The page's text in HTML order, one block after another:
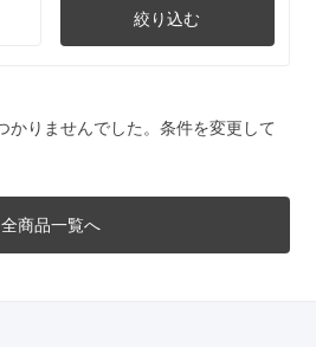
絞り込む
かりませんでした。条件を変更して
全商品一覧へ